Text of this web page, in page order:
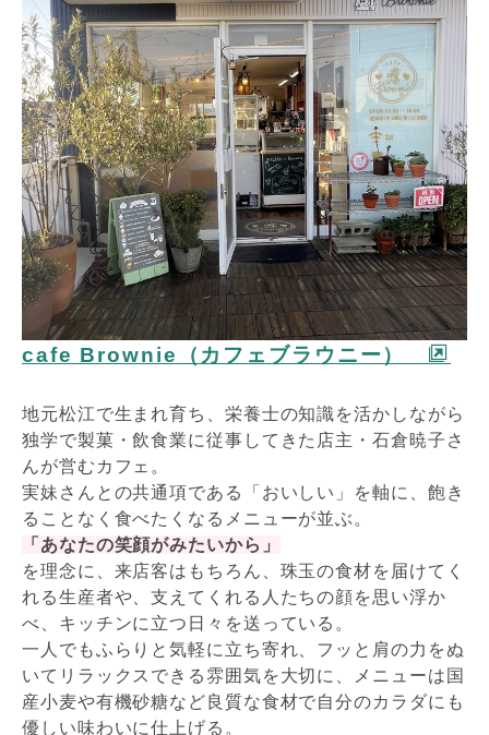
cafe Brownie（カフェブラウニー）
地元松江で生まれ育ち、栄養士の知識を活かしながら
独学で製菓・飲食業に従事してきた店主・石倉暁子さ
んが営むカフェ。
実妹さんとの共通項である「おいしい」を軸に、飽き
ることなく食べたくなるメニューが並ぶ。
「あなたの笑顔がみたいから」
を理念に、来店客はもちろん、珠玉の食材を届けてく
れる生産者や、支えてくれる人たちの顔を思い浮か
べ、キッチンに立つ日々を送っている。
一人でもふらりと気軽に立ち寄れ、フッと肩の力をぬ
いてリラックスできる雰囲気を大切に、メニューは国
産小麦や有機砂糖など良質な食材で自分のカラダにも
優しい味わいに仕上げる。